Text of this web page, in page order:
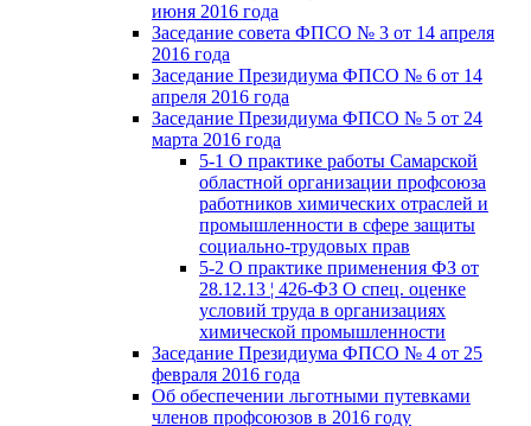
июня 2016 года
Заседание совета ФПСО № 3 от 14 апреля
2016 года
Заседание Президиума ФПСО № 6 от 14
апреля 2016 года
Заседание Президиума ФПСО № 5 от 24
марта 2016 года
5-1 О практике работы Самарской
областной организации профсоюза
работников химических отраслей и
промышленности в сфере защиты
социально-трудовых прав
5-2 О практике применения ФЗ от
28.12.13 ¦ 426-ФЗ О спец. оценке
условий труда в организациях
химической промышленности
Заседание Президиума ФПСО № 4 от 25
февраля 2016 года
Об обеспечении льготными путевками
членов профсоюзов в 2016 году